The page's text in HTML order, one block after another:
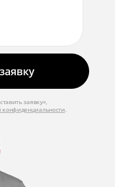
заявку»,
конфиденциальности.